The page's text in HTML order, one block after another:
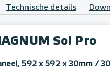
Technische details
Sol Pro
592 x 592 x 30mm /